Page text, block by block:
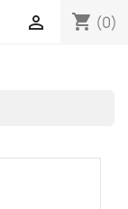
shopping_cart (0)
